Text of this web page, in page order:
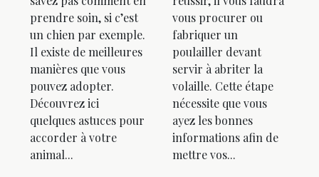
prendre soin, si c’est
un chien par exemple.
Il existe de meilleures
manières que vous
pouvez adopter.
Découvrez ici
quelques astuces pour
accorder à votre
animal...
vous procurer ou
fabriquer un
poulailler devant
servir à abriter la
volaille. Cette étape
nécessite que vous
ayez les bonnes
informations afin de
mettre vos...